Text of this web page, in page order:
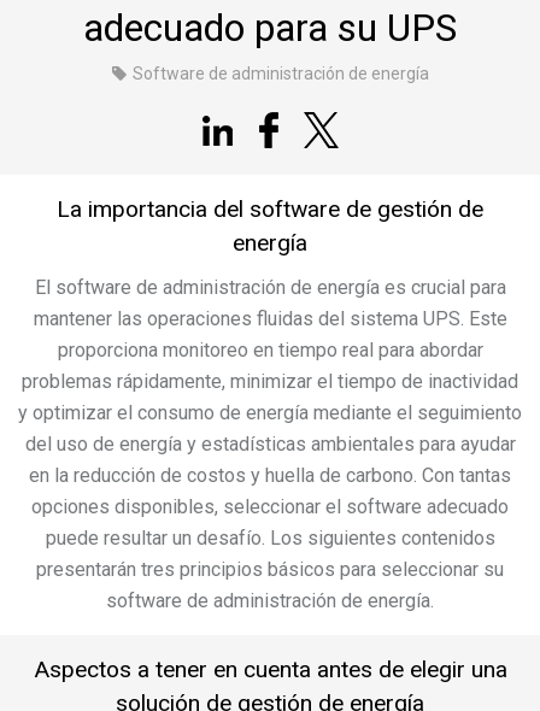
adecuado para su UPS
Software de administración de energía
La importancia del software de gestión de
energía
El software de administración de energía es crucial para
mantener las operaciones fluidas del sistema UPS. Este
proporciona monitoreo en tiempo real para abordar
problemas rápidamente, minimizar el tiempo de inactividad
y optimizar el consumo de energía mediante el seguimiento
del uso de energía y estadísticas ambientales para ayudar
en la reducción de costos y huella de carbono. Con tantas
opciones disponibles, seleccionar el software adecuado
puede resultar un desafío. Los siguientes contenidos
presentarán tres principios básicos para seleccionar su
software de administración de energía.
Aspectos a tener en cuenta antes de elegir una
solución de gestión de energía